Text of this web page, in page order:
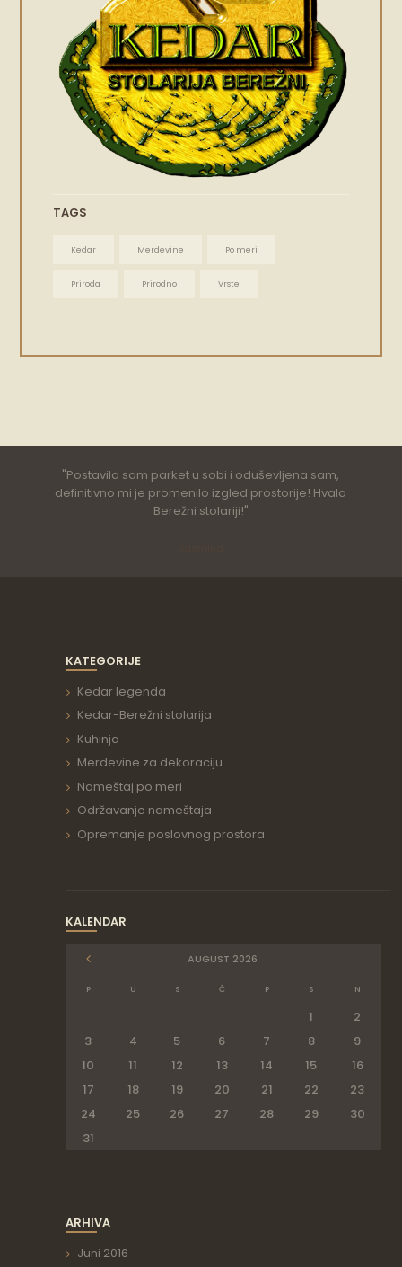
TAGS
Kedar Merdevine Po meri
Priroda Prirodno Vrste
Postavila sam parket u sobi i oduševljena sam,
definitivno mi je promenilo izgled prostorije! Hvala
Berežni stolariji!
KATEGORIJE
Kedar legenda
Kedar-Berežni stolarija
Kuhinja
Merdevine za dekoraciju
Nameštaj po meri
Održavanje nameštaja
Opremanje poslovnog prostora
KALENDAR
AUGUST 2026
P U S Č P S N
1
2
3
4 5 6 7 8
9
10
11 12 13 14 15
16
17
18 19 20 21 22
23
24
25 26 27 28 29
30
31
ARHIVA
Juni 2016